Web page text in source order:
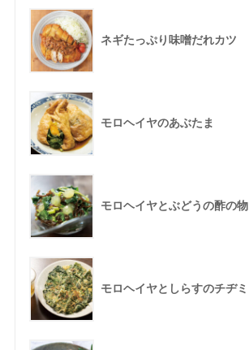
ネギたっぷり味噌だれカツ
モロヘイヤのあぶたま
モロヘイヤとぶどうの酢の物
モロヘイヤとしらすのチヂミ